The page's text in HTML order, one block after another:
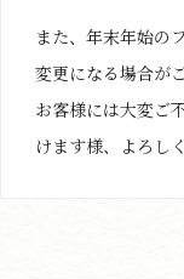
また、年末年始の
変更になる場合が
お客様には大変ご
けます様、よろし